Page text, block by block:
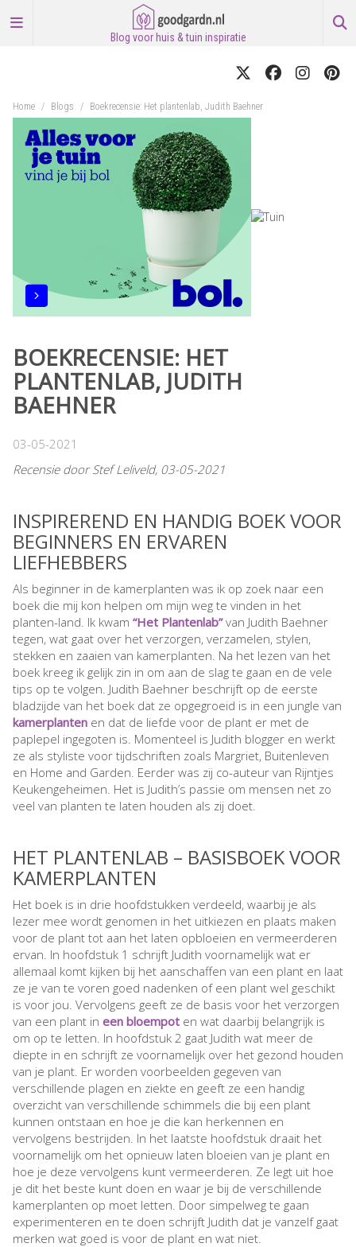
Blog voor huis & tuin inspiratie
Home / Blogs / Boekrecensie: Het plantenlab, Judith Baehner
BOEKRECENSIE: HET
PLANTENLAB, JUDITH
BAEHNER
03-05-2021
Recensie door Stef Leliveld, 03-05-2021
INSPIREREND EN HANDIG BOEK VOOR
BEGINNERS EN ERVAREN
LIEFHEBBERS
Als beginner in de kamerplanten was ik op zoek naar een
boek die mij kon helpen om mijn weg te vinden in het
planten-land. Ik kwam “Het Plantenlab”van Judith Baehner
tegen, wat gaat over het verzorgen, verzamelen, stylen,
stekken en zaaien van kamerplanten. Na het lezen van het
boek kreeg ik gelijk zin in om aan de slag te gaan en de vele
tips op te volgen. Judith Baehner beschrijft op de eerste
bladzijde van het boek dat ze opgegroeid is in een jungle van
kamerplanten en dat de liefde voor de plant er met de
paplepel ingegoten is. Momenteel is Judith blogger en werkt
ze als styliste voor tijdschriften zoals Margriet, Buitenleven
en Home and Garden. Eerder was zij co-auteur van Rijntjes
Keukengeheimen. Het is Judith’s passie om mensen net zo
veel van planten te laten houden als zij doet.
HET PLANTENLAB – BASISBOEK VOOR
KAMERPLANTEN
Het boek is in drie hoofdstukken verdeeld, waarbij je als
lezer mee wordt genomen in het uitkiezen en plaats maken
voor de plant tot aan het laten opbloeien en vermeerderen
ervan. In hoofdstuk 1 schrijft Judith voornamelijk wat er
allemaal komt kijken bij het aanschaffen van een plant en laat
ze je van te voren goed nadenken of een plant wel geschikt
is voor jou. Vervolgens geeft ze de basis voor het verzorgen
van een plant in een bloempot en wat daarbij belangrijk is
om op te letten. In hoofdstuk 2 gaat Judith wat meer de
diepte in en schrijft ze voornamelijk over het gezond houden
van je plant. Er worden voorbeelden gegeven van
verschillende plagen en ziekte en geeft ze een handig
overzicht van verschillende schimmels die bij een plant
kunnen ontstaan en hoe je die kan herkennen en
vervolgens bestrijden. In het laatste hoofdstuk draait het
voornamelijk om het opnieuw laten bloeien van je plant en
hoe je deze vervolgens kunt vermeerderen. Ze legt uit hoe
je dit het beste kunt doen en waar je bij de verschillende
kamerplanten op moet letten. Door simpelweg te gaan
experimenteren en te doen schrijft Judith dat je vanzelf gaat
merken wat goed is voor de plant en wat niet.